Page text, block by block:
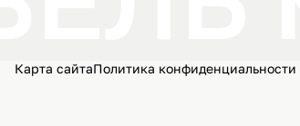
Карта сайтаПолитика конфиденциальности